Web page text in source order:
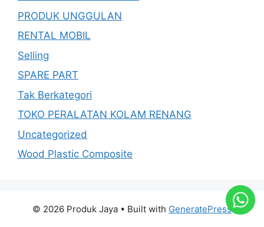
PRODUK UNGGULAN
RENTAL MOBIL
Selling
SPARE PART
Tak Berkategori
TOKO PERALATAN KOLAM RENANG
Uncategorized
Wood Plastic Composite
© 2026 Produk Jaya • Built with GeneratePress